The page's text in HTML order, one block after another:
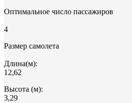
Оптимальное число пассажиров
4
Размер самолета
Длина(м):
12,62
Высота (м):
3,29